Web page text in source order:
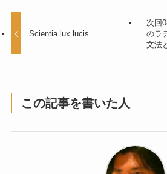
Scientia lux lucis.
次回
のラ
文法
この記事を書いた人